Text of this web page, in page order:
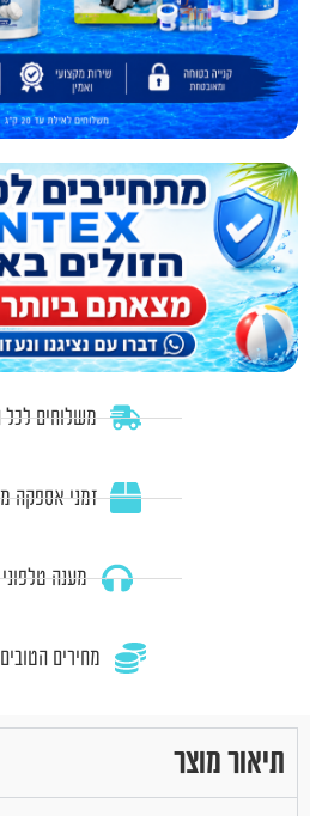
משלוחים
זמני אספקה
מענה טלפוני
מחירים
תיאור מוצר